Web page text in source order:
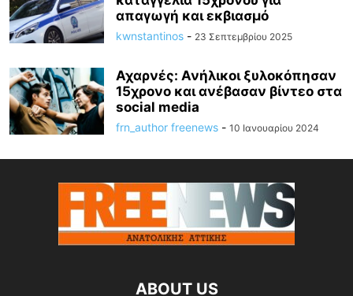
απαγωγή και εκβιασμό
kwnstantinos - 23 Σεπτεμβρίου 2025
Αχαρνές: Ανήλικοι ξυλοκόπησαν
15χρονο και ανέβασαν βίντεο στα
social media
frn_author freenews - 10 Ιανουαρίου 2024
ABOUT US